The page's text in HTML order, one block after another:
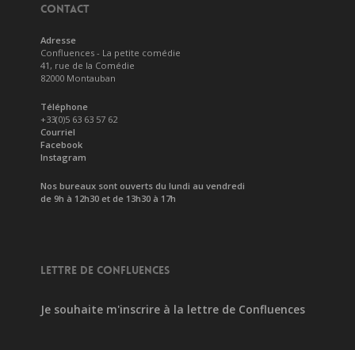
CONTACT
Adresse
Confluences - La petite comédie
41, rue de la Comédie
82000 Montauban
Téléphone
+33(0)5 63 63 57 62
Courriel
Facebook
Instagram
Nos bureaux sont ouverts du lundi au vendredi
de 9h à 12h30 et de 13h30 à 17h
LETTRE DE CONFLUENCES
Je souhaite m'inscrire à la lettre de Confluences